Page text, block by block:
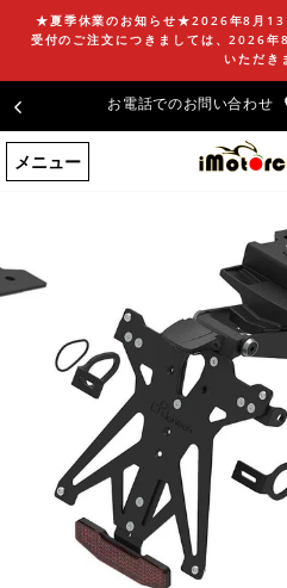
ン
ツ
に
ス
キ
す
る
★夏季休業のお知らせ★2026年8月
受付のご注文につきましては、2026
いただき
お電話でのお問い合わせ
メニュー